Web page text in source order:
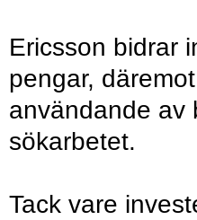
Ericsson bidrar
pengar,
användande av
sökarbetet.
Tack vare